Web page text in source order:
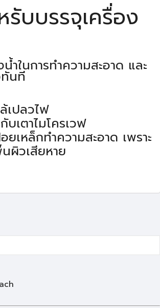
รับบรรจุเครื่อง
ำในการทำความสะอาด และ
ทันที
เปลวไฟ
บเตาไมโครเวฟ
ยเหล็กทำความสะอาด เพราะ
ผิวเสียหาย